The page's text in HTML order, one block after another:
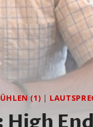
(1) |